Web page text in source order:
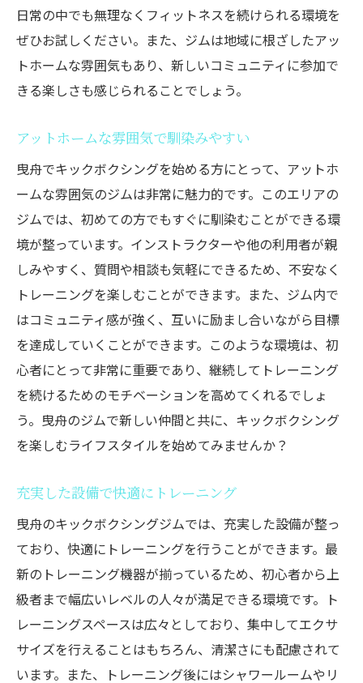
初心者向けの充実したプログラム
立地や設備の良さが魅力
ジムごとの特色を理解しよう
自分に合ったジムの見つけ方
おすすめジムで新しい自分を発見
楽しみながら続けられるトレーニング
初心者向けの楽しいクラス紹介
モチベーションを維持する秘訣
曳舟ジムでの楽しいエクササイズ
目標に向けたトレーニングプラン
成果を感じるためのポイント
日常の中でも無理なくフィットネスを続けられる環境を
ぜひお試しください。また、ジムは地域に根ざしたアッ
トホームな雰囲気もあり、新しいコミュニティに参加で
きる楽しさも感じられることでしょう。
アットホームな雰囲気で馴染みやすい
曳舟でキックボクシングを始める方にとって、アットホ
ームな雰囲気のジムは非常に魅力的です。このエリアの
ジムでは、初めての方でもすぐに馴染むことができる環
境が整っています。インストラクターや他の利用者が親
しみやすく、質問や相談も気軽にできるため、不安なく
トレーニングを楽しむことができます。また、ジム内で
はコミュニティ感が強く、互いに励まし合いながら目標
を達成していくことができます。このような環境は、初
心者にとって非常に重要であり、継続してトレーニング
を続けるためのモチベーションを高めてくれるでしょ
う。曳舟のジムで新しい仲間と共に、キックボクシング
を楽しむライフスタイルを始めてみませんか？
充実した設備で快適にトレーニング
曳舟のキックボクシングジムでは、充実した設備が整っ
ており、快適にトレーニングを行うことができます。最
新のトレーニング機器が揃っているため、初心者から上
級者まで幅広いレベルの人々が満足できる環境です。ト
レーニングスペースは広々としており、集中してエクサ
サイズを行えることはもちろん、清潔さにも配慮されて
います。また、トレーニング後にはシャワールームやリ